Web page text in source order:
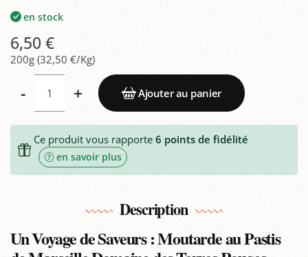
en stock
6,50 €
200g (32,50 €/Kg)
- + Ajouter au panier
Ce produit vous rapporte 6 points de fidélité
en savoir plus
Description
Un Voyage de Saveurs : Moutarde au Pastis